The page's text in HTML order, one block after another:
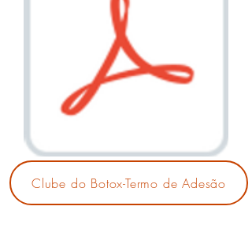
Clube do Botox-Termo de Adesão